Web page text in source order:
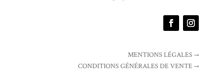
MENTIONS LÉGALES →
CONDITIONS GÉNÉRALES DE VENTE →